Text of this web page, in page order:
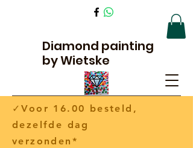
Diamond painting
by Wietske
✓Voor 16.00 besteld,
dezelfde dag
verzonden*